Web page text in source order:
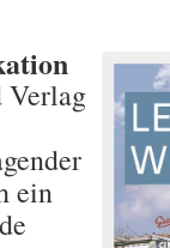
Verlag
ein